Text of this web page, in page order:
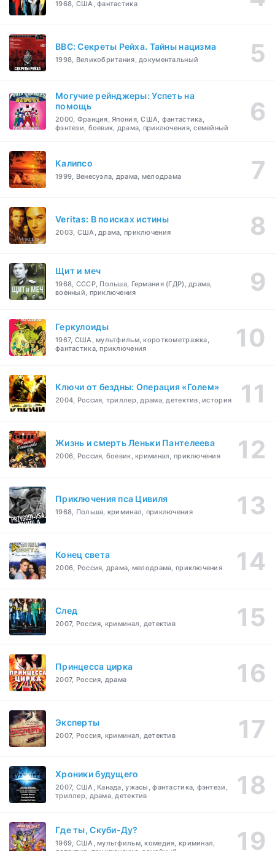
1968, США, фантастика
BBC: Секреты Рейха. Тайны нацизма
1998, Великобритания, документальный
Могучие рейнджеры: Успеть на
помощь
2000, Франция, Япония, США, фантастика,
фэнтези, боевик, драма, приключения, семейный
Калипсо
1999, Венесуэла, драма, мелодрама
Veritas: В поисках истины
2003, США, драма, приключения
Щит и меч
1968, СССР, Польша, Германия (ГДР), драма,
военный, приключения
Геркулоиды
1967, США, мультфильм, короткометражка,
фантастика, приключения
Ключи от бездны: Операция «Голем»
2004, Россия, триллер, драма, детектив, история
Жизнь и смерть Леньки Пантелеева
2006, Россия, боевик, криминал, приключения
Приключения пса Цивиля
1968, Польша, криминал, приключения
Конец света
2006, Россия, драма, мелодрама, приключения
След
2007, Россия, криминал, детектив
Принцесса цирка
2007, Россия, драма
Эксперты
2007, Россия, криминал, детектив
Хроники будущего
2007, США, Канада, ужасы, фантастика, фэнтези,
триллер, драма, детектив
Где ты, Скуби-Ду?
1969, США, мультфильм, комедия, криминал,